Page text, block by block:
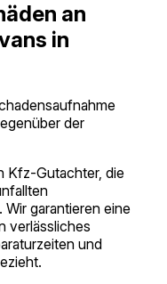
an
in
der
Kfz-Gutachter, die
garantieren eine
verlässliches
und